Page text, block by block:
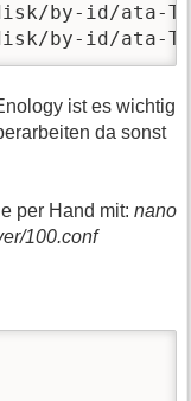
id/ata-
id/ata-
ist es wichtig
da sonst
per Hand mit: nano
100.conf